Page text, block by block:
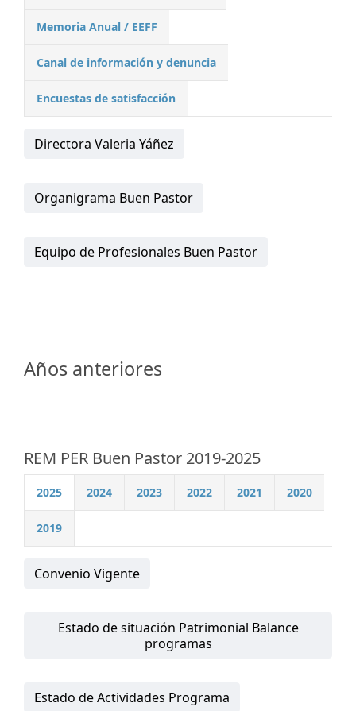
Memoria Anual / EEFF
Canal de información y denuncia
Encuestas de satisfacción
Directora Valeria Yáñez
Organigrama Buen Pastor
Equipo de Profesionales Buen Pastor
Años anteriores
REM PER Buen Pastor 2019-2025
2025 2024 2023 2022 2021 2020
2019
Convenio Vigente
Estado de situación Patrimonial Balance
programas
Estado de Actividades Programa